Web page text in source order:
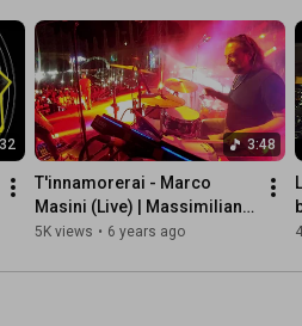
Iadonisi PH
Cervo
3:48
T'innamorerai - Marco
Masini (Live) | Massimiliano
Agati - batterista PASHA
5K views • 6 years ago